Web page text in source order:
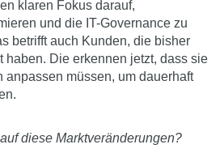
klaren Fokus darauf,
und die IT-Governance zu
betrifft auch Kunden, die bisher
haben. Die erkennen jetzt, dass sie
anpassen müssen, um dauerhaft
diese Marktveränderungen?